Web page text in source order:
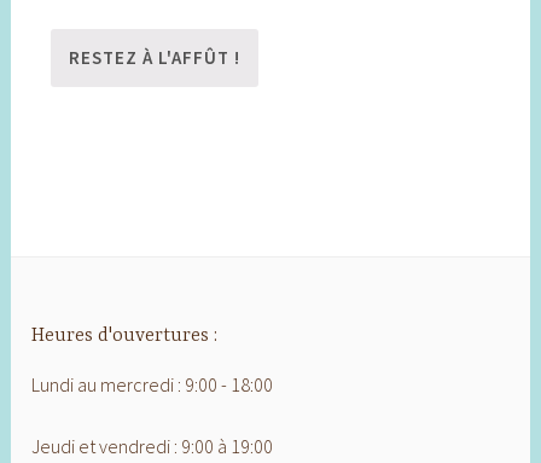
Heures d'ouvertures :
Lundi au mercredi : 9:00 - 18:00
Jeudi et vendredi : 9:00 à 19:00